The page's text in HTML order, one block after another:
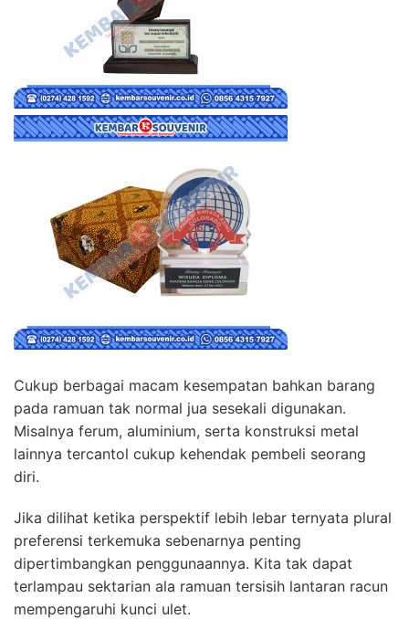
Cukup berbagai macam kesempatan bahkan barang
pada ramuan tak normal jua sesekali digunakan.
Misalnya ferum, aluminium, serta konstruksi metal
lainnya tercantol cukup kehendak pembeli seorang
diri.
Jika dilihat ketika perspektif lebih lebar ternyata plural
preferensi terkemuka sebenarnya penting
dipertimbangkan penggunaannya. Kita tak dapat
terlampau sektarian ala ramuan tersisih lantaran racun
mempengaruhi kunci ulet.